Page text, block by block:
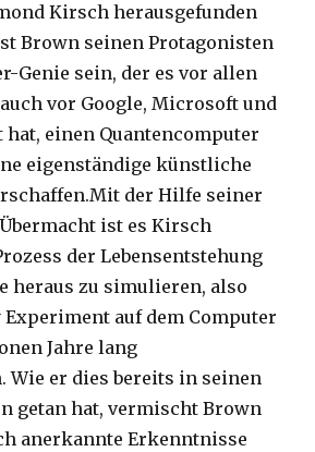
Kirsch herausgefunden
Brown seinen Protagonisten
Genie sein, der es vor allen
vor Google, Microsoft und
hat, einen Quantencomputer
eigenständige künstliche
Mit der Hilfe seiner
ist es Kirsch
der Lebensentstehung
heraus zu simulieren, also
auf dem Computer
Jahre lang
Wie er dies bereits in seinen
getan hat, vermischt Brown
anerkannte Erkenntnisse